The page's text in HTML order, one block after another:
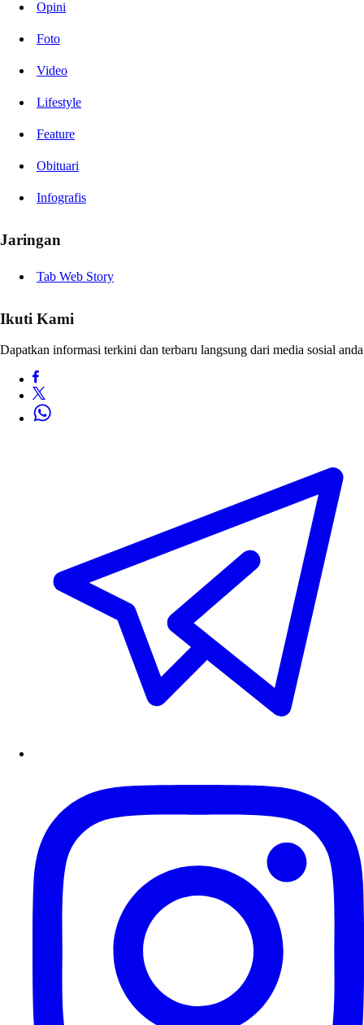
Opini
Foto
Video
Lifestyle
Feature
Obituari
Infografis
Jaringan
Tab Web Story
Ikuti Kami
Dapatkan informasi terkini dan terbaru langsung dari media sosial anda